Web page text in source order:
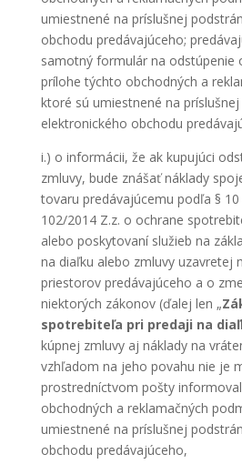
umiestnené na príslušnej
obchodu predávajúceho;
samotný formulár na odstúpenie
prílohe týchto obchodných a
ktoré sú umiestnené na
elektronického obchodu
i.) o informácii, že ak kupujúci
zmluvy, bude znášať náklady
tovaru predávajúcemu podľa § 10
102/2014 Z.z. o ochrane
alebo poskytovaní služieb na
na diaľku alebo zmluvy uzavretej
priestorov predávajúceho a o
niektorých zákonov (ďalej len „
spotrebiteľa pri predaji na
kúpnej zmluvy aj náklady na
vzhľadom na jeho povahu nie je
prostredníctvom pošty
obchodných a reklamačných
umiestnené na príslušnej
obchodu predávajúceho,